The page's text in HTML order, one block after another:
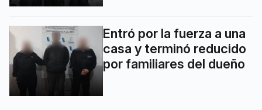
Entró por la fuerza a una
casa y terminó reducido
por familiares del dueño